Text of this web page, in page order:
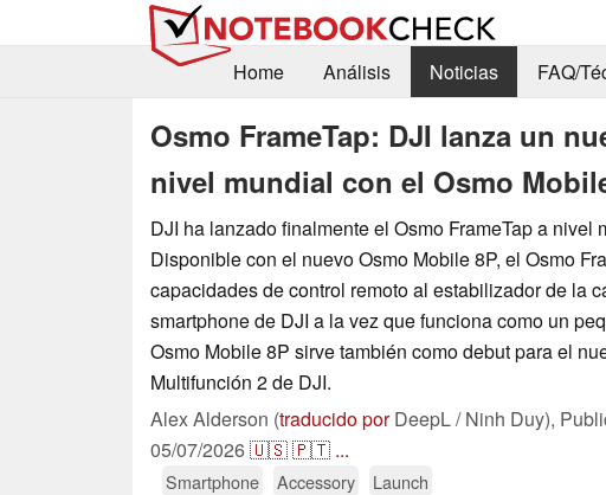
Home
Análisis Noticias FAQ/
Osmo FrameTap: DJI lanza un
nivel mundial con el Osmo
DJI ha lanzado finalmente el Osmo FrameTap a nivel
Disponible con el nuevo Osmo Mobile 8P, el Osmo
capacidades de control remoto al estabilizador de la
smartphone de DJI a la vez que funciona como un
Osmo Mobile 8P sirve también como debut para el
Multifunción 2 de DJI.
Alex Alderson (traducido porDeepL / Ninh Duy),
05/07/2026🇺🇸🇵🇹 ...
Smartphone Accessory Launch